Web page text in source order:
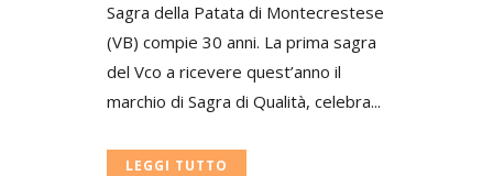
Sagra della Patata di Montecrestese
(VB) compie 30 anni. La prima sagra
del Vco a ricevere quest’anno il
marchio di Sagra di Qualità, celebra...
LEGGI TUTTO